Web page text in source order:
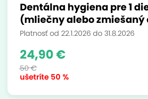
Dentálna hygiena pre 1
(mliečny alebo zmiešaný
Platnosť od 22.1.2026 do 31.8.2026
ušetríte 50 %
24,90 €
50 €